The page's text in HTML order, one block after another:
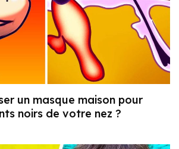
un masque maison pour
noirs de votre nez ?